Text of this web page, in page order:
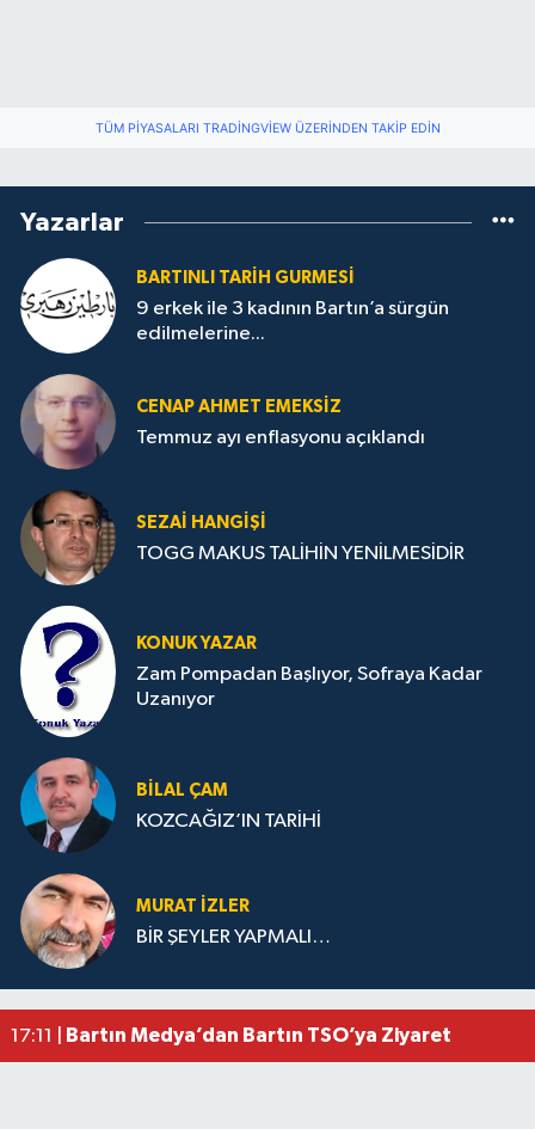
TÜM PIYASALARI TRADINGVIEW ÜZERINDEN TAKIP EDIN
Yazarlar
BARTINLI TARIH GURMESI
9 erkek ile 3 kadının Bartın’a sürgün
edilmelerine...
CENAP AHMET EMEKSİZ
Temmuz ayı enflasyonu açıklandı
SEZAI HANGİŞİ
TOGG MAKUS TALİHİN YENİLMESİDİR
KONUK YAZAR
Zam Pompadan Başlıyor, Sofraya Kadar
Uzanıyor
BILAL ÇAM
KOZCAĞIZ’IN TARİHİ
MURAT İZLER
BİR ŞEYLER YAPMALI…
15:17 |Vali Yardımcısına Çarpmak Pahalıya Patladı
09:08 |Bartın ANALİG Bocce Türkiye Şampiyonu Oldu
17:11 |
Bartın Medya’dan Bartın TSO’ya Ziyaret